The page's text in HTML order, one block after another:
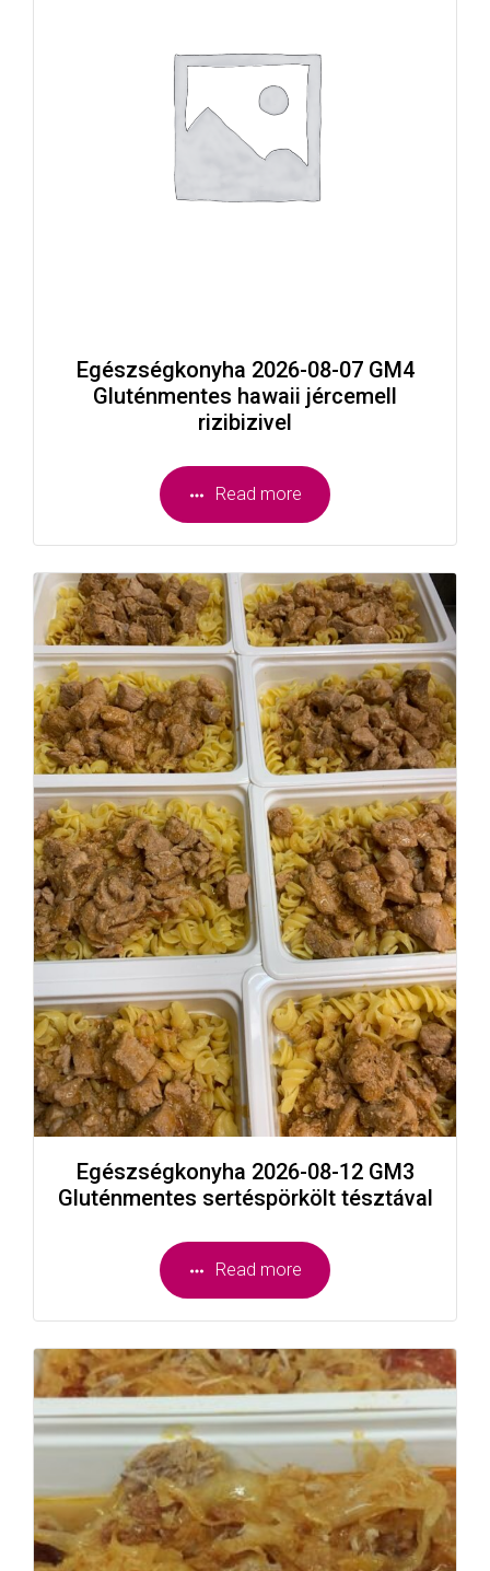
Egészségkonyha 2026-08-07 GM4
Gluténmentes hawaii jércemell
rizibizivel
Read more
Egészségkonyha 2026-08-12 GM3
Gluténmentes sertéspörkölt tésztával
Read more